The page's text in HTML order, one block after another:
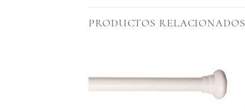
PRODUCTOS RELACIONADOS